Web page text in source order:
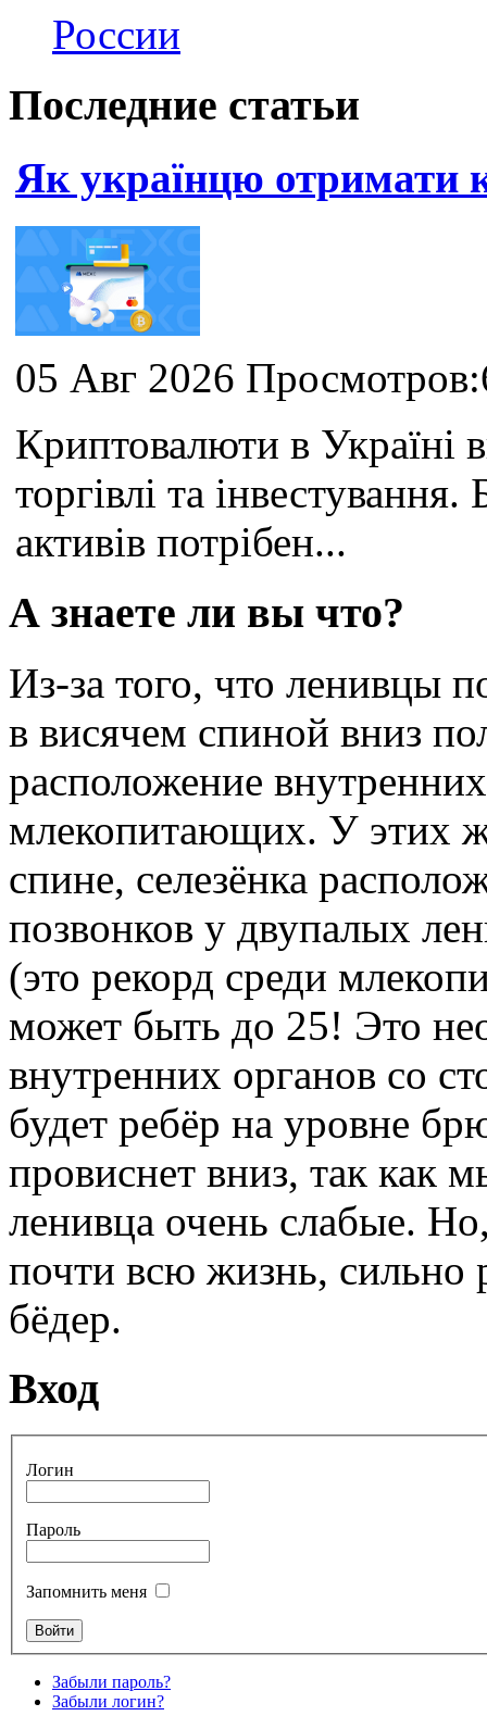
России
Последние статьи
Як українцю отримати
05 Авг 2026
Криптовалюти в Україні
торгівлі та
активів потрібен...
А знаете ли вы что?
Из-за того, что ленивцы
в висячем спиной вниз
расположение
млекопитающих. У этих
спине, селезёнка
позвонков у двупалых
(это рекорд среди
может быть до 25! Это
внутренних органов со
будет ребёр на уровне
провиснет вниз, так
ленивца очень слабые.
почти всю жизнь,
бёдер.
Вход
Логин
Пароль
Запомнить меня
Забыли пароль?
Забыли логин?